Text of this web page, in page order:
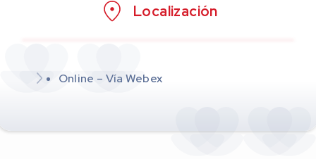
Localización
Online – Vía Webex